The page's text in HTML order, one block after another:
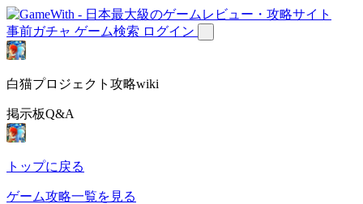
事前ガチャ ゲーム検索 ログイン
白猫プロジェクト攻略wiki
掲示板Q&A
トップに戻る
ゲーム攻略一覧を見る